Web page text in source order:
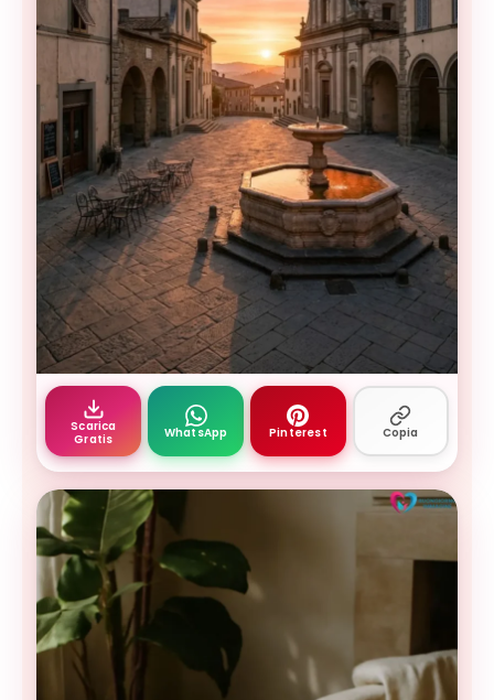
Buongiorno settembre — piazza italiana al
Scarica
Gratis
WhatsApp Pinterest Copia